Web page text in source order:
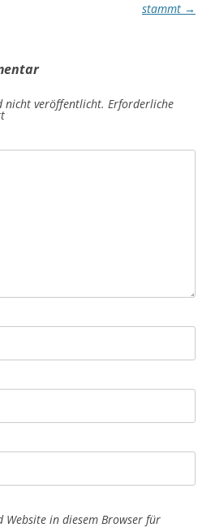
stammt →
nicht veröffentlicht. Erforderliche
Website in diesem Browser für